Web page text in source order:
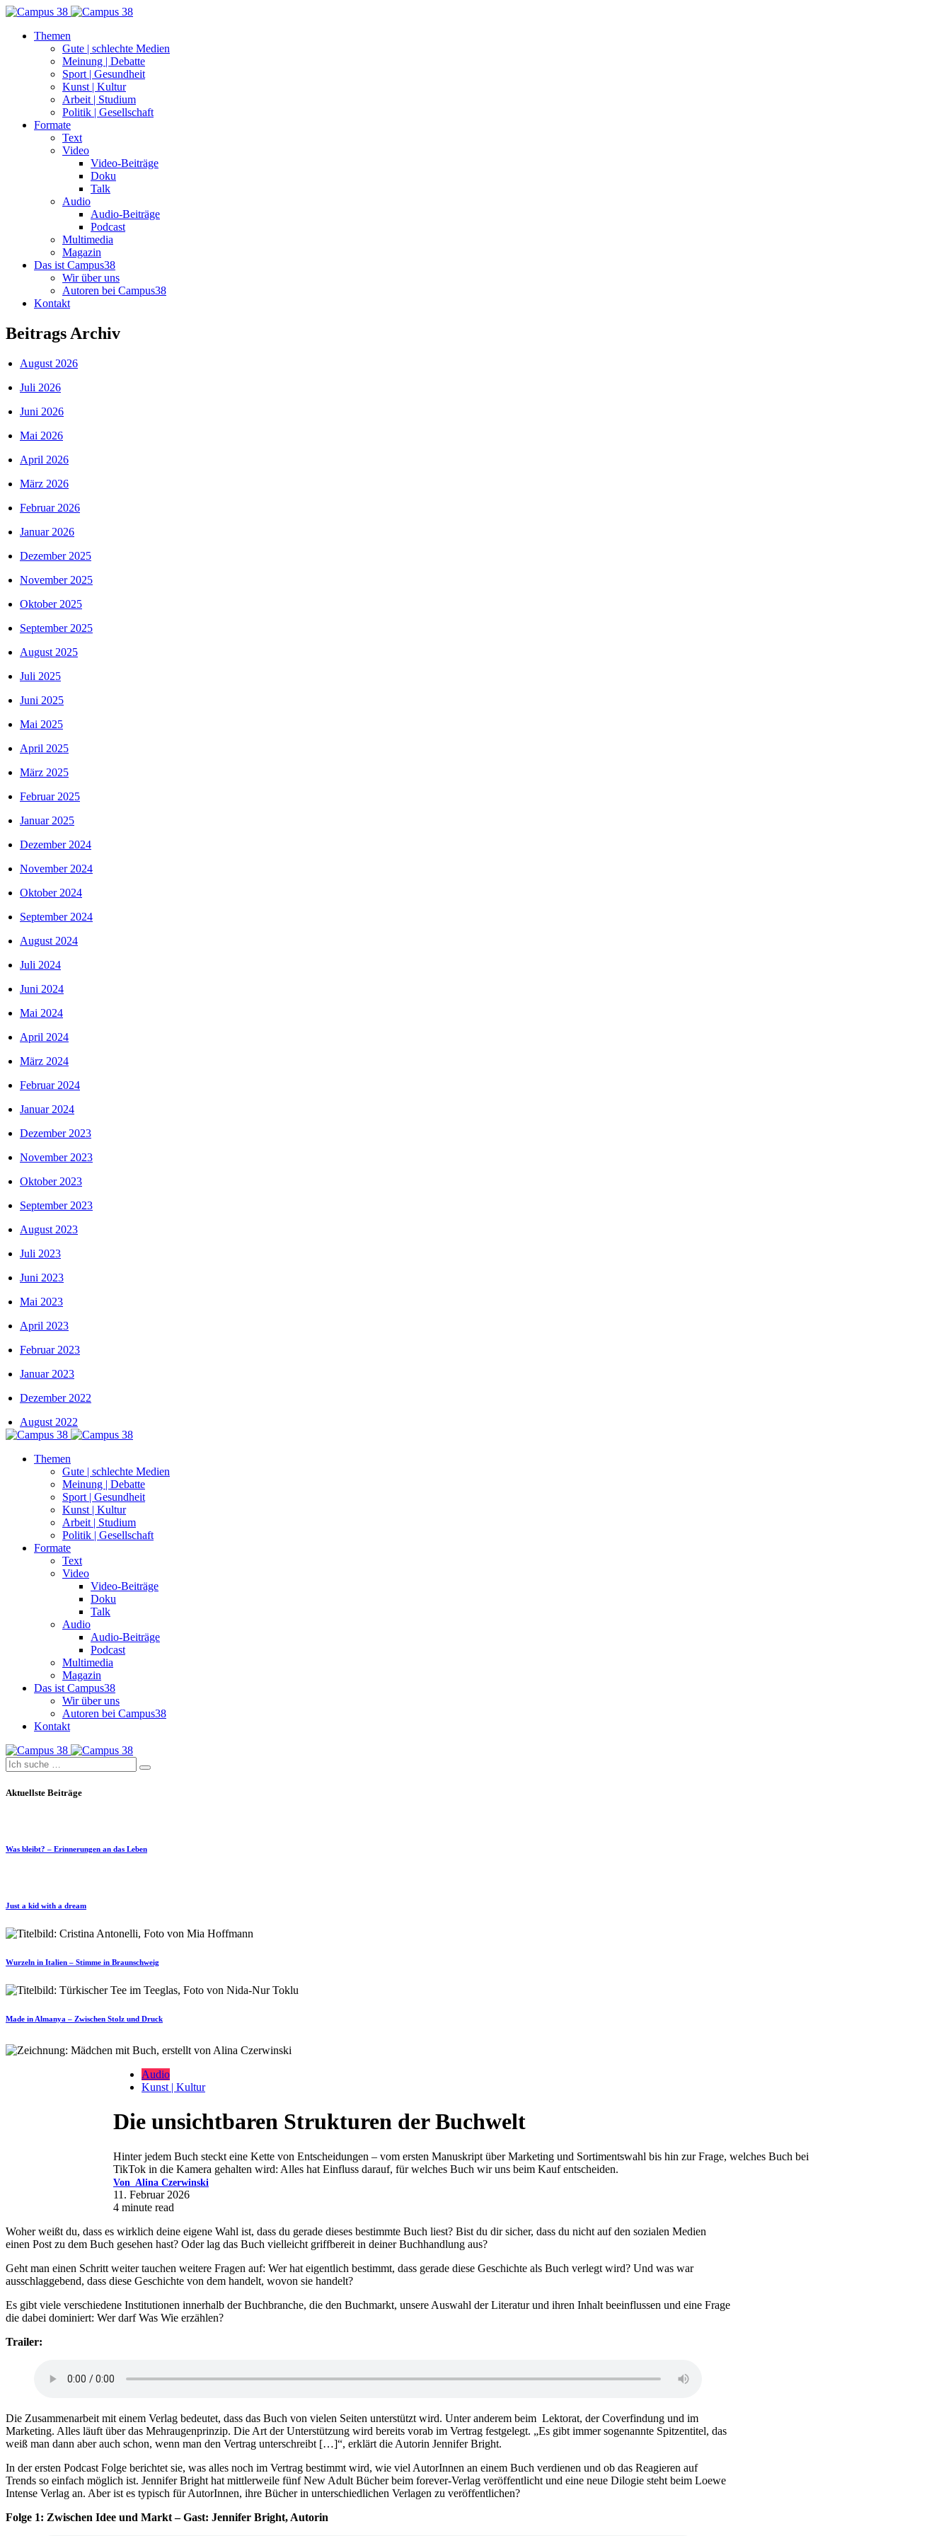
Themen
Gute | schlechte Medien
Meinung | Debatte
Sport | Gesundheit
Kunst | Kultur
Arbeit | Studium
Politik | Gesellschaft
Formate
Text
Video
Video-Beiträge
Doku
Talk
Audio
Audio-Beiträge
Podcast
Multimedia
Magazin
Das ist Campus38
Wir über uns
Autoren bei Campus38
Kontakt
Beitrags Archiv
August 2026
Juli 2026
Juni 2026
Mai 2026
April 2026
März 2026
Februar 2026
Januar 2026
Dezember 2025
November 2025
Oktober 2025
September 2025
August 2025
Juli 2025
Juni 2025
Mai 2025
April 2025
März 2025
Februar 2025
Januar 2025
Dezember 2024
November 2024
Oktober 2024
September 2024
August 2024
Juli 2024
Juni 2024
Mai 2024
April 2024
März 2024
Februar 2024
Januar 2024
Dezember 2023
November 2023
Oktober 2023
September 2023
August 2023
Juli 2023
Juni 2023
Mai 2023
April 2023
Februar 2023
Januar 2023
Dezember 2022
August 2022
Themen
Gute | schlechte Medien
Meinung | Debatte
Sport | Gesundheit
Kunst | Kultur
Arbeit | Studium
Politik | Gesellschaft
Formate
Text
Video
Video-Beiträge
Doku
Talk
Audio
Audio-Beiträge
Podcast
Multimedia
Magazin
Das ist Campus38
Wir über uns
Autoren bei Campus38
Kontakt
Aktuellste Beiträge
Was bleibt? – Erinnerungen an das Leben
Just a kid with a dream
Wurzeln in Italien – Stimme in Braunschweig
Made in Almanya – Zwischen Stolz und Druck
Audio
Kunst | Kultur
Die unsichtbaren Strukturen der Buchwelt
Hinter jedem Buch steckt eine Kette von Entscheidungen – vom ersten Manuskript über Marketing und Sortimentswahl bis hin zur Frage, welches Buch bei
TikTok in die Kamera gehalten wird: Alles hat Einfluss darauf, für welches Buch wir uns beim Kauf entscheiden.
Von Alina Czerwinski
11. Februar 2026
4 minute read
Woher weißt du, dass es wirklich deine eigene Wahl ist, dass du gerade dieses bestimmte Buch liest? Bist du dir sicher, dass du nicht auf den sozialen Medien
einen Post zu dem Buch gesehen hast? Oder lag das Buch vielleicht griffbereit in deiner Buchhandlung aus?
Geht man einen Schritt weiter tauchen weitere Fragen auf: Wer hat eigentlich bestimmt, dass gerade diese Geschichte als Buch verlegt wird? Und was war
ausschlaggebend, dass diese Geschichte von dem handelt, wovon sie handelt?
Es gibt viele verschiedene Institutionen innerhalb der Buchbranche, die den Buchmarkt, unsere Auswahl der Literatur und ihren Inhalt beeinflussen und eine Frage
die dabei dominiert: Wer darf Was Wie erzählen?
Trailer:
Die Zusammenarbeit mit einem Verlag bedeutet, dass das Buch von vielen Seiten unterstützt wird. Unter anderem beim Lektorat, der Coverfindung und im
Marketing. Alles läuft über das Mehraugenprinzip. Die Art der Unterstützung wird bereits vorab im Vertrag festgelegt. „Es gibt immer sogenannte Spitzentitel, das
weiß man dann aber auch schon, wenn man den Vertrag unterschreibt […]“, erklärt die Autorin Jennifer Bright.
In der ersten Podcast Folge berichtet sie, was alles noch im Vertrag bestimmt wird, wie viel AutorInnen an einem Buch verdienen und ob das Reagieren auf
Trends so einfach möglich ist. Jennifer Bright hat mittlerweile fünf New Adult Bücher beim forever-Verlag veröffentlicht und eine neue Dilogie steht beim Loewe
Intense Verlag an. Aber ist es typisch für AutorInnen, ihre Bücher in unterschiedlichen Verlagen zu veröffentlichen?
Folge 1: Zwischen Idee und Markt – Gast: Jennifer Bright, Autorin